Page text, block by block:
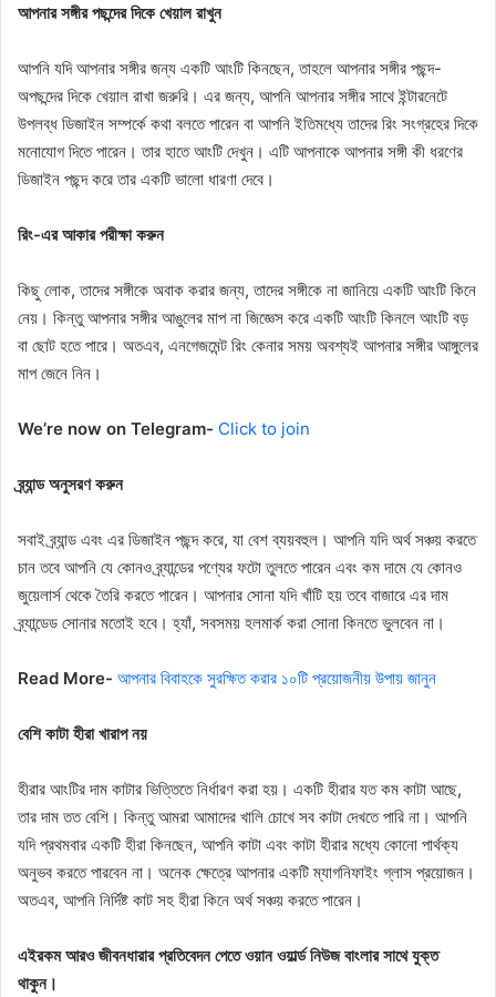
আপনার সঙ্গীর পছন্দের দিকে খেয়াল রাখুন
আপনি যদি আপনার সঙ্গীর জন্য একটি আংটি কিনছেন, তাহলে আপনার সঙ্গীর পছন্দ-
অপছন্দের দিকে খেয়াল রাখা জরুরি। এর জন্য, আপনি আপনার সঙ্গীর সাথে ইন্টারনেটে
উপলব্ধ ডিজাইন সম্পর্কে কথা বলতে পারেন বা আপনি ইতিমধ্যে তাদের রিং সংগ্রহের দিকে
মনোযোগ দিতে পারেন। তার হাতে আংটি দেখুন। এটি আপনাকে আপনার সঙ্গী কী ধরণের
ডিজাইন পছন্দ করে তার একটি ভালো ধারণা দেবে।
রিং-এর আকার পরীক্ষা করুন
কিছু লোক, তাদের সঙ্গীকে অবাক করার জন্য, তাদের সঙ্গীকে না জানিয়ে একটি আংটি কিনে
নেয়। কিন্তু আপনার সঙ্গীর আঙুলের মাপ না জিজ্ঞেস করে একটি আংটি কিনলে আংটি বড়
বা ছোট হতে পারে। অতএব, এনগেজমেন্ট রিং কেনার সময় অবশ্যই আপনার সঙ্গীর আঙ্গুলের
মাপ জেনে নিন।
We’re now on Telegram- Click to join
ব্র্যান্ড অনুসরণ করুন
সবাই ব্র্যান্ড এবং এর ডিজাইন পছন্দ করে, যা বেশ ব্যয়বহুল। আপনি যদি অর্থ সঞ্চয় করতে
চান তবে আপনি যে কোনও ব্র্যান্ডের পণ্যের ফটো তুলতে পারেন এবং কম দামে যে কোনও
জুয়েলার্স থেকে তৈরি করতে পারেন। আপনার সোনা যদি খাঁটি হয় তবে বাজারে এর দাম
ব্র্যান্ডেড সোনার মতোই হবে। হ্যাঁ, সবসময় হলমার্ক করা সোনা কিনতে ভুলবেন না।
Read More- আপনার বিবাহকে সুরক্ষিত করার ১০টি প্রয়োজনীয় উপায় জানুন
বেশি কাটা হীরা খারাপ নয়
হীরার আংটির দাম কাটার ভিত্তিতে নির্ধারণ করা হয়। একটি হীরার যত কম কাটা আছে,
তার দাম তত বেশি। কিন্তু আমরা আমাদের খালি চোখে সব কাটা দেখতে পারি না। আপনি
যদি প্রথমবার একটি হীরা কিনছেন, আপনি কাটা এবং কাটা হীরার মধ্যে কোনো পার্থক্য
অনুভব করতে পারবেন না। অনেক ক্ষেত্রে আপনার একটি ম্যাগনিফাইং গ্লাস প্রয়োজন।
অতএব, আপনি নির্দিষ্ট কাট সহ হীরা কিনে অর্থ সঞ্চয় করতে পারেন।
এইরকম আরও জীবনধারার প্রতিবেদন পেতে ওয়ান ওয়ার্ল্ড নিউজ বাংলার সাথে যুক্ত
থাকুন।